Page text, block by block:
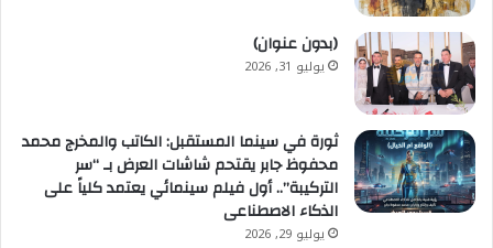
(بدون عنوان)
يوليو 31, 2026
ثورة في سينما المستقبل: الكاتب والمخرج محمد
محفوظ جابر يقتحم شاشات العرض بـ “سر
التركيبة”.. أول فيلم سينمائي يعتمد كلياً على
الذكاء الاصطناعى
يوليو 29, 2026